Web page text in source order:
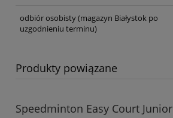
odbiór osobisty(magazyn Białystok po
uzgodnieniu terminu)
Produkty powiązane
Speedminton Easy Court Junior